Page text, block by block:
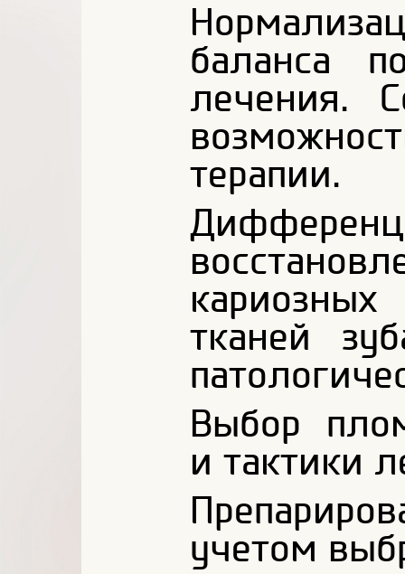
баланса
лечения.
терапии.
тканей
Выбор
и тактики
учетом